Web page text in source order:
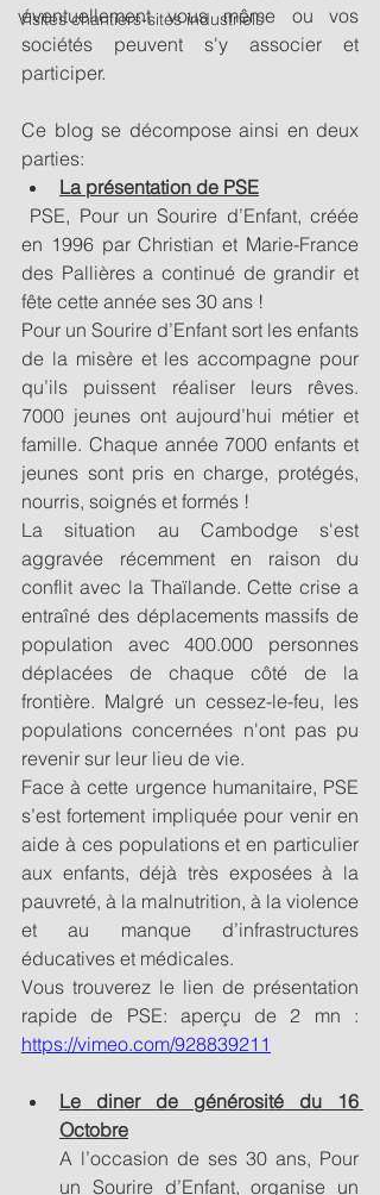
Visites chantiers-sites industriels
éventuellement vous même ou vos
sociétés peuvent s'y associer et
participer.
Ce blog se décompose ainsi en deux
parties:
La présentation de PSE
en 1996 par Christian et Marie-France
des Pallières a continué de grandir et
fête cette année ses 30 ans !
Pour un Sourire d’Enfant sort les enfants
de la misère et les accompagne pour
qu’ils puissent réaliser leurs rêves.
7000 jeunes ont aujourd’hui métier et
famille. Chaque année 7000 enfants et
jeunes sont pris en charge, protégés,
nourris, soignés et formés !
La situation au Cambodge s'est
aggravée récemment en raison du
conflit avec la Thaïlande. Cette crise a
entraîné des déplacements massifs de
population avec 400.000 personnes
déplacées de chaque côté de la
frontière. Malgré un cessez-le-feu, les
populations concernées n'ont pas pu
revenir sur leur lieu de vie.
Face à cette urgence humanitaire, PSE
s’est fortement impliquée pour venir en
aide à ces populations et en particulier
aux enfants, déjà très exposées à la
pauvreté, à la malnutrition, à la violence
et au manque d’infrastructures
éducatives et médicales.
Vous trouverez le lien de présentation
https://vimeo.com/928839211
Le diner de générosité du 16
Octobre
A l’occasion de ses 30 ans, Pour
un Sourire d’Enfant, organise un